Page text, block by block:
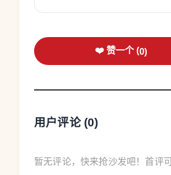
和批评意见，建立清单、
本，增进福祉践行宗旨。
央八项规定精神，深化风腐
来 源：洞头发布
❤️ 赞一个 (0)
用户评论 (0)
暂无评论，快来抢沙发吧！首评